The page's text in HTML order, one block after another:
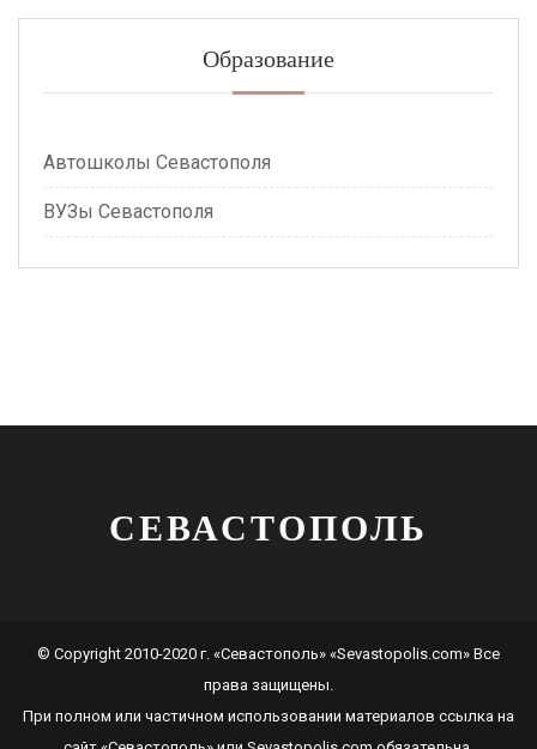
Образование
Автошколы Севастополя
ВУЗы Севастополя
СЕВАСТОПОЛЬ
© Copyright 2010-2020 г. «Севастополь» «Sevastopolis.com» Все
права защищены.
При полном или частичном использовании материалов ссылка на